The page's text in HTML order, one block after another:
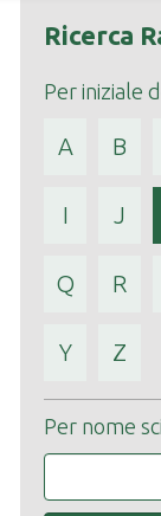
Ricerca
Per iniziale
A B
I J
Q R
Y Z
Per nome